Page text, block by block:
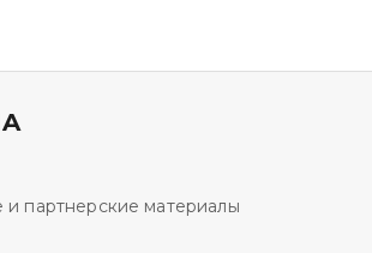
партнерские материалы